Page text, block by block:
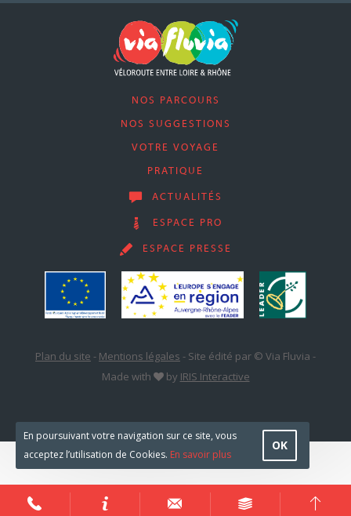
NOS PARCOURS
NOS SUGGESTIONS
VOTRE VOYAGE
PRATIQUE
ACTUALITÉS
ESPACE PRO
ESPACE PRESSE
Plan du site - Mentions légales - Site édité par © Via Fluvia -
Made with
by IRIS Interactive
En poursuivant votre navigation sur ce site, vous
acceptez l’utilisation de Cookies. En savoir plus
OK